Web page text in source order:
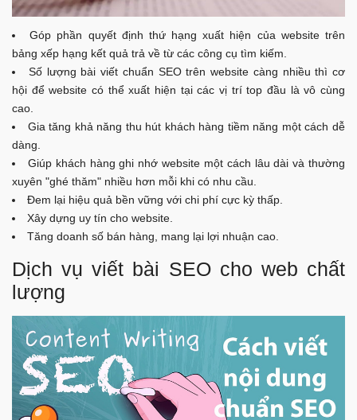
Góp phần quyết định thứ hạng xuất hiện của website trên
bảng xếp hạng kết quả trả về từ các công cụ tìm kiếm.
Số lượng bài viết chuẩn SEO trên website càng nhiều thì cơ
hội để website có thể xuất hiện tại các vị trí top đầu là vô cùng
cao.
Gia tăng khả năng thu hút khách hàng tiềm năng một cách dễ
dàng.
Giúp khách hàng ghi nhớ website một cách lâu dài và thường
xuyên "ghé thăm" nhiều hơn mỗi khi có nhu cầu.
Đem lại hiệu quả bền vững với chi phí cực kỳ thấp.
Xây dựng uy tín cho website.
Tăng doanh số bán hàng, mang lại lợi nhuận cao.
Dịch vụ viết bài SEO cho web chất
lượng